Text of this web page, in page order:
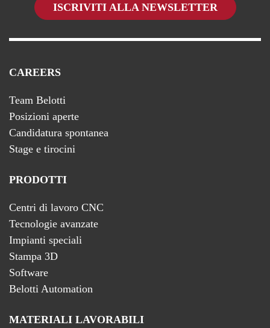
ISCRIVITI ALLA NEWSLETTER
CAREERS
Team Belotti
Posizioni aperte
Candidatura spontanea
Stage e tirocini
PRODOTTI
Centri di lavoro CNC
Tecnologie avanzate
Impianti speciali
Stampa 3D
Software
Belotti Automation
MATERIALI LAVORABILI